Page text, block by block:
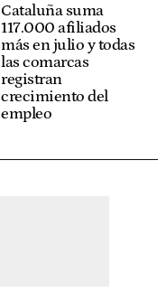
Cataluña suma
117.000 afiliados
más en julio y todas
las comarcas
registran
crecimiento del
empleo